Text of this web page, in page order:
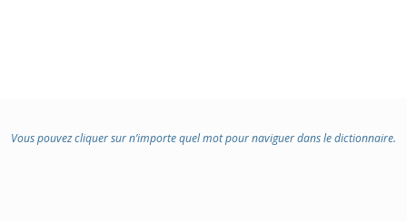
Vous pouvez cliquer sur n’importe quel mot pour naviguer dans le dictionnaire.